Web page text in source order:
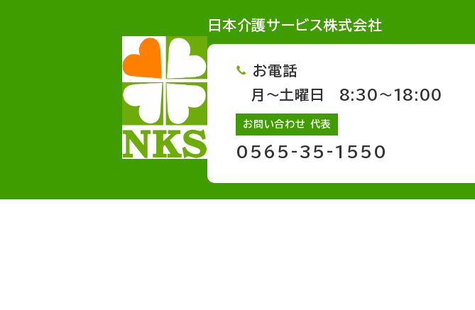
日本介護サービス株式会社
お電話
月～土曜日 8:30～18:00
お問い合わせ 代表
0565-35-1550